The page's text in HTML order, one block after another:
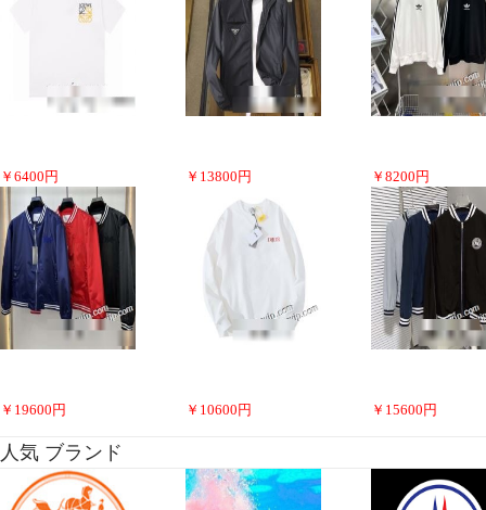
￥ 6400 円 ￥ 13800 円 ￥ 8200 円
￥ 19600 円 ￥ 10600 円 ￥ 15600 円
人気 ブランド